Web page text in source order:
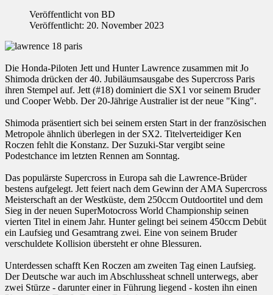
Veröffentlicht von BD
Veröffentlicht: 20. November 2023
Die Honda-Piloten Jett und Hunter Lawrence zusammen mit Jo
Shimoda drücken der 40. Jubiläumsausgabe des Supercross Paris
ihren Stempel auf. Jett (#18) dominiert die SX1 vor seinem Bruder
und Cooper Webb. Der 20-Jährige Australier ist der neue "King".
Shimoda präsentiert sich bei seinem ersten Start in der französischen
Metropole ähnlich überlegen in der SX2. Titelverteidiger Ken
Roczen fehlt die Konstanz. Der Suzuki-Star vergibt seine
Podestchance im letzten Rennen am Sonntag.
Das populärste Supercross in Europa sah die Lawrence-Brüder
bestens aufgelegt. Jett feiert nach dem Gewinn der AMA Supercross
Meisterschaft an der Westküste, dem 250ccm Outdoortitel und dem
Sieg in der neuen SuperMotocross World Championship seinen
vierten Titel in einem Jahr. Hunter gelingt bei seinem 450ccm Debüt
ein Laufsieg und Gesamtrang zwei. Eine von seinem Bruder
verschuldete Kollision übersteht er ohne Blessuren.
Unterdessen schafft Ken Roczen am zweiten Tag einen Laufsieg.
Der Deutsche war auch im Abschlussheat schnell unterwegs, aber
zwei Stürze - darunter einer in Führung liegend - kosten ihn einen